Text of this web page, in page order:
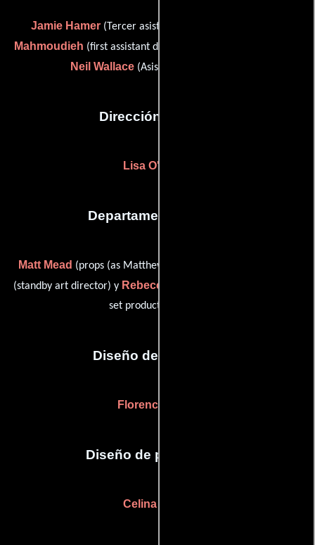
Jamie Hamer(Tercer asistente de produccón),
Mahmoudieh (first assistant director / second unit director) y
Neil Wallace (Asistente de dirección)
Dirección artística
Lisa O'Grady
Departamento de arte
Matt Mead (props (as Matthew Mead)),
(standby art director) y Rebecca Watson
set production buyer)
Diseño de vestuario
Florence Chow
Diseño de producción
Celina Norris